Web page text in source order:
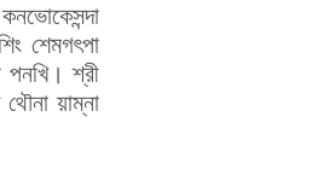
শেমগৎপা
পনখি। শ্রী
য়াম্না